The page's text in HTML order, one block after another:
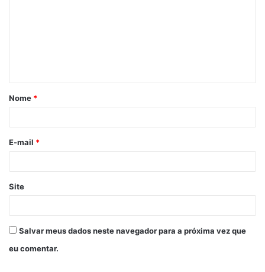
Nome *
E-mail *
Site
Salvar meus dados neste navegador para a próxima vez que
eu comentar.